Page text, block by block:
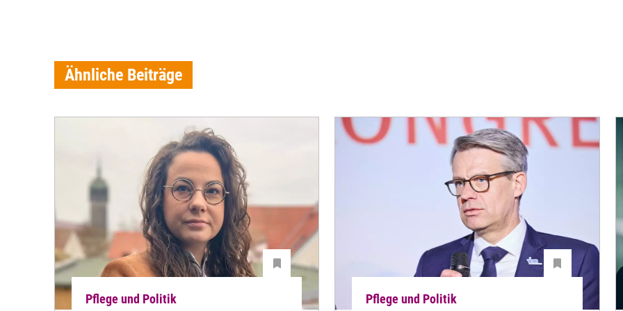
Ähnliche Beiträge
Pflege und Politik Pflege und Politik